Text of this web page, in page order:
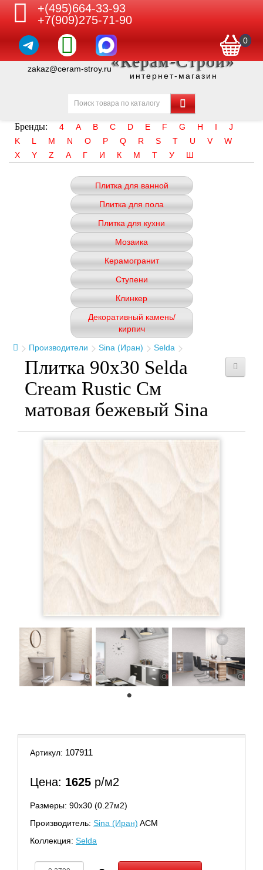
+(495)664-33-93
+7(909)275-71-90
0
zakaz@ceram-stroy.ru«Керам-Строй»
интернет-магазин
Бренды: 4 A B C D E F G H I
J
K
L M N O P Q R S T U V
W
X
Y Z А Г И К М Т У Ш
Плитка для ванной
Плитка для пола
Плитка для кухни
Мозаика
Керамогранит
Ступени
Клинкер
Декоративный камень/
кирпич
Производители
Sina (Иран) Selda
Плитка 90x30 Selda
Cream Rustic См
матовая бежевый Sina
Артикул: 107911
Цена: 1625 р/м2
Размеры: 90х30 (0.27м2)
Производитель: Sina (Иран) ACM
Коллекция: Selda